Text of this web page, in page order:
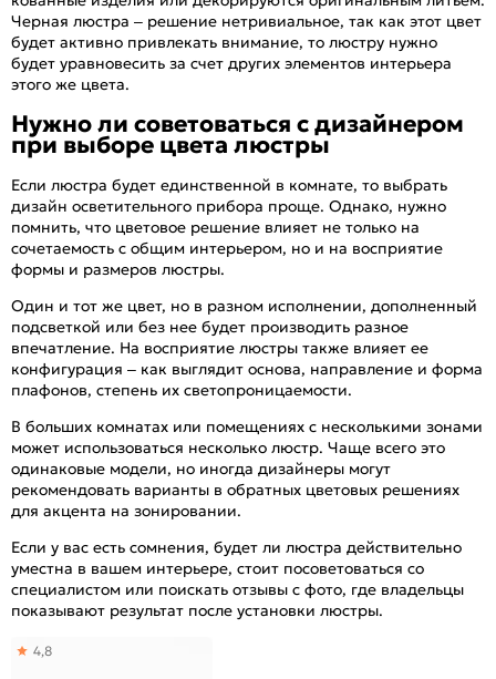
Черная люстра – решение нетривиальное, так как этот цвет
будет активно привлекать внимание, то люстру нужно
будет уравновесить за счет других элементов интерьера
этого же цвета.
Нужно ли советоваться с дизайнером
при выборе цвета люстры
Если люстра будет единственной в комнате, то выбрать
дизайн осветительного прибора проще. Однако, нужно
помнить, что цветовое решение влияет не только на
сочетаемость с общим интерьером, но и на восприятие
формы и размеров люстры.
Один и тот же цвет, но в разном исполнении, дополненный
подсветкой или без нее будет производить разное
впечатление. На восприятие люстры также влияет ее
конфигурация – как выглядит основа, направление и форма
плафонов, степень их светопроницаемости.
В больших комнатах или помещениях с несколькими зонами
может использоваться несколько люстр. Чаще всего это
одинаковые модели, но иногда дизайнеры могут
рекомендовать варианты в обратных цветовых решениях
для акцента на зонировании.
Если у вас есть сомнения, будет ли люстра действительно
уместна в вашем интерьере, стоит посоветоваться со
специалистом или поискать отзывы с фото, где владельцы
показывают результат после установки люстры.
4,8